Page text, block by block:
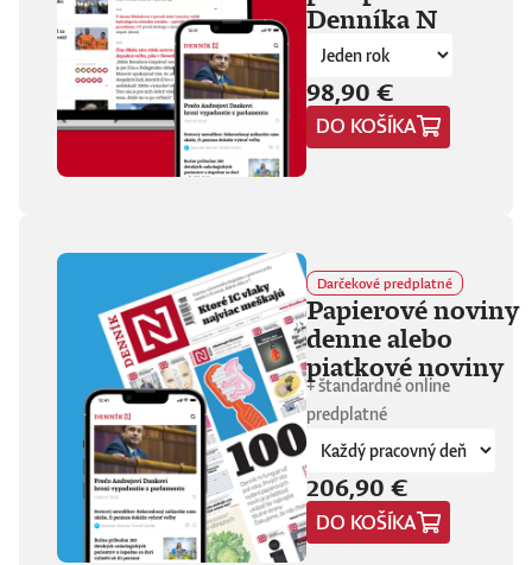
fanúšikovia aj
kritika dávajú palec
hore. Hrá pred
tisíckami ľudí na
festivaloch, vo
vypredaných sálach
aj v malých
punkových
ľudia, ktorí sa
predtým nepoznali,
vedú intenzívny
dialóg o hudbe a
stave sveta. V
štrnástich
tematicky
zameraných
kapitolách príde
okrem iného reč na
punk, trap,
rock’n’roll, Beatles,
Sex Pistols,
Dostojevského,
Hegela, Boha, GG
Denníka N
98,90 €
DO KOŠÍKA
Darčekové predplatné
Papierové noviny
denne alebo
piatkové noviny
+ štandardné online
predplatné
206,90 €
DO KOŠÍKA